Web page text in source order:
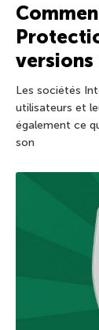
versions
Les sociétés
utilisateurs et
également ce
son